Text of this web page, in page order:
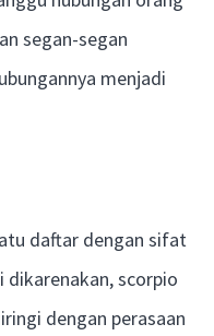
segan-segan
menjadi
daftar dengan sifat
scorpio
dengan perasaan